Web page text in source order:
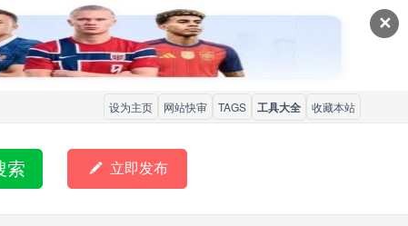
✕
设为主页 网站快审 TAGS 工具大全 收藏本站
索  立即发布